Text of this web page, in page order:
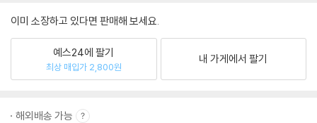
이미 소장하고 있다면 판매해 보세요.
예스24에 팔기
최상 매입가 2,800원
내 가게에서 팔기
해외배송 가능